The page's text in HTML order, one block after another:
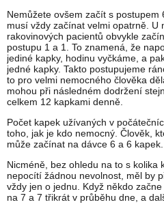
Nemůžete ovšem začít s
musí vždy začínat velmi opatrně. U
rakovinových pacientů obvykle
postupu 1 a 1. To znamená, že
jediné kapky, hodinu vyčkáme, a
jedné kapky. Takto postupujeme
to pro velmi nemocného člověka
mohou při následném dodržení
celkem 12 kapkami denně.
Počet kapek užívaných v
toho, jak je kdo nemocný. Člověk,
může začínat na dávce 6 a 6 kapek.
Nicméně, bez ohledu na to s kolika
nepocítí žádnou nevolnost, měl by
vždy jen o jednu. Když někdo
na 7 a 7 třikrát v průběhu dne, a